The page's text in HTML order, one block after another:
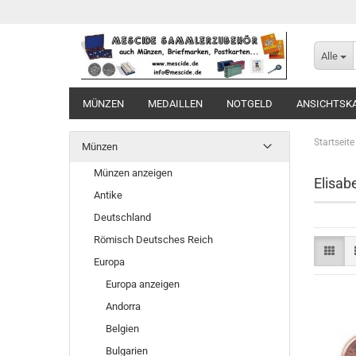
Alle
MÜNZEN MEDAILLEN NOTGELD
Startseite
Münzen
Münzen anzeigen
Antike
Deutschland
Römisch Deutsches Reich
Europa
Europa anzeigen
Andorra
Belgien
Bulgarien